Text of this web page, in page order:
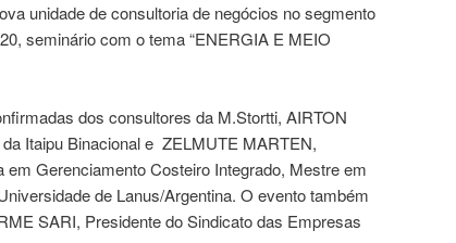
unidade de consultoria de negócios no segmento
seminário com o tema “ENERGIA E MEIO
dos consultores da M.Stortti, AIRTON
Itaipu Binacional e ZELMUTE MARTEN,
Gerenciamento Costeiro Integrado, Mestre em
de Lanus/Argentina. O evento também
SARI, Presidente do Sindicato das Empresas